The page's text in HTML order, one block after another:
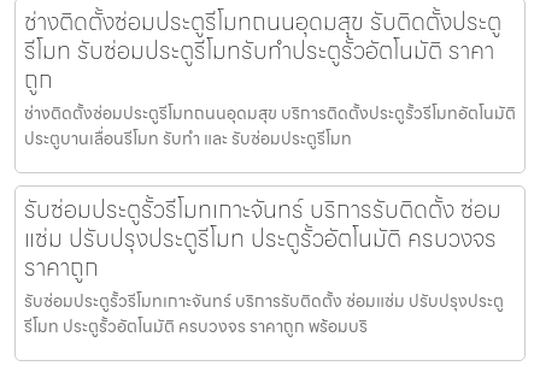
ช่างติดตั้งซ่อมประตูรีโมทถนนอุดมสุข รับติดตั้งประตู
รีโมท รับซ่อมประตูรีโมทรับทำประตูรั้วอัตโนมัติ ราคา
ถูก
ช่างติดตั้งซ่อมประตูรีโมทถนนอุดมสุข บริการติดตั้งประตูรั้วรีโมทอัตโนมัติ
ประตูบานเลื่อนรีโมท รับทำ และ รับซ่อมประตูรีโมท
รับซ่อมประตูรั้วรีโมทเกาะจันทร์ บริการรับติดตั้ง ซ่อม
แซ่ม ปรับปรุงประตูรีโมท ประตูรั้วอัตโนมัติ ครบวงจร
ราคาถูก
รับซ่อมประตูรั้วรีโมทเกาะจันทร์ บริการรับติดตั้ง ซ่อมแซ่ม ปรับปรุงประตู
รีโมท ประตูรั้วอัตโนมัติ ครบวงจร ราคาถูก พร้อมบริ